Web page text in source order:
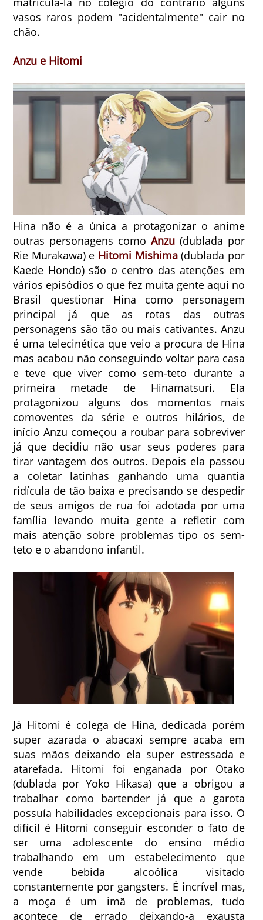
vasos raros podem "acidentalmente" cair no
chão.
Anzu e Hitomi
Hina não é a única a protagonizar o anime
outras personagens comoAnzu (dublada por
Rie Murakawa) e Hitomi Mishima(dublada por
Kaede Hondo) são o centro das atenções em
vários episódios o que fez muita gente aqui no
Brasil questionar Hina como personagem
principal já que as rotas das outras
personagens são tão ou mais cativantes. Anzu
é uma telecinética que veio a procura de Hina
mas acabou não conseguindo voltar para casa
e teve que viver como sem-teto durante a
primeira metade de Hinamatsuri. Ela
protagonizou alguns dos momentos mais
comoventes da série e outros hilários, de
início Anzu começou a roubar para sobreviver
já que decidiu não usar seus poderes para
tirar vantagem dos outros. Depois ela passou
a coletar latinhas ganhando uma quantia
ridícula de tão baixa e precisando se despedir
de seus amigos de rua foi adotada por uma
família levando muita gente a refletir com
mais atenção sobre problemas tipo os sem-
teto e o abandono infantil.
Já Hitomi é colega de Hina, dedicada porém
super azarada o abacaxi sempre acaba em
suas mãos deixando ela super estressada e
atarefada. Hitomi foi enganada por Otako
(dublada por Yoko Hikasa) que a obrigou a
trabalhar como bartender já que a garota
possuía habilidades excepcionais para isso. O
difícil é Hitomi conseguir esconder o fato de
ser uma adolescente do ensino médio
trabalhando em um estabelecimento que
vende bebida alcoólica visitado
constantemente por gangsters. É incrível mas,
a moça é um imã de problemas, tudo
acontece de errado deixando-a exausta